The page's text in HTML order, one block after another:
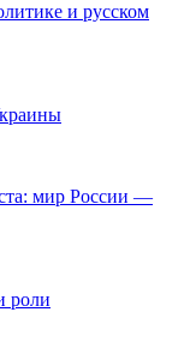
и русском
мир России —
роли